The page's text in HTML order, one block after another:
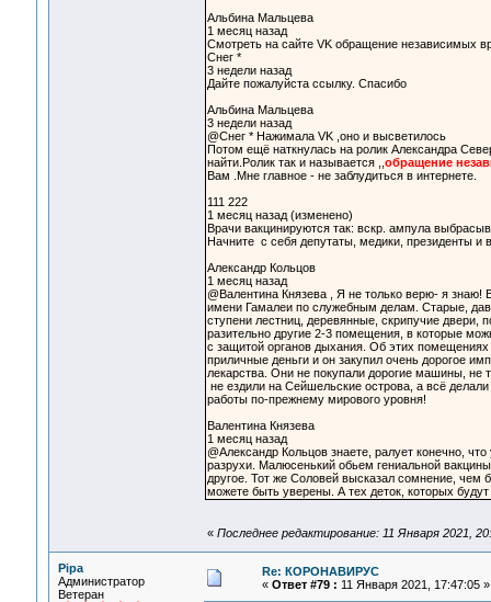
Альбина Мальцева
1 месяц назад
Смотреть на сайте VK обращение независимых
Снег *
3 недели назад
Дайте пожалуйста ссылку. Спасибо
Альбина Мальцева
3 недели назад
@Снег * Нажимала VK ,оно и высветилось
Потом ещё наткнулась на ролик Александра
найти.Ролик так и называется ,, обращение
Вам .Мне главное - не заблудиться в интернете.
111 222
1 месяц назад (изменено)
Врачи вакцинируются так: вскр. ампула
Начните с себя депутаты, медики, президенты и
Александр Кольцов
1 месяц назад
@Валентина Князева , Я не только верю- я знаю!
имени Гамалеи по служебным делам. Старые,
ступени лестниц, деревянные, скрипучие
разительно другие 2-3 помещения, в которые
с защитой органов дыхания. Об этих помещениях
приличные деньги и он закупил очень дорогое
лекарства. Они не покупали дорогие машины, не
не ездили на Сейшельские острова, а всё
работы по-прежнему мирового уровня!
Валентина Князева
1 месяц назад
@Александр Кольцов знаете, ралует конечно,
разрухи. Малюсенький обьем гениальной
другое. Тот же Соловей высказал сомнение, чем
можете быть уверены. А тех деток, которых
« Последнее редактирование: 11 Января 2021,
Pipa
Администратор
Ветеран
Re: КОРОНАВИРУС
« Ответ #79 : 11 Января 2021, 17:47:05 »